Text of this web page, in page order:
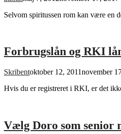
Selvom spiritussen rom kan være en
Forbrugslån og RKI
Skribentoktober 12, 2011november
Hvis du er registreret i RKI, er det
Vælg Doro som senior